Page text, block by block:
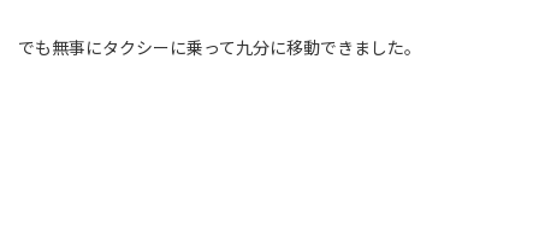
でも無事にタクシーに乗って九分に移動できました。